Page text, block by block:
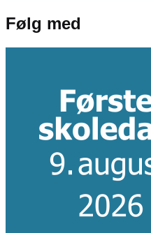
Følg med